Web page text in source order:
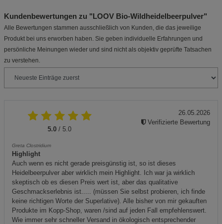
Kundenbewertungen zu "LOOV Bio-Wildheidelbeerpulver"
Alle Bewertungen stammen ausschließlich von Kunden, die das jeweilige
Produkt bei uns erworben haben. Sie geben individuelle Erfahrungen und
persönliche Meinungen wieder und sind nicht als objektiv geprüfte Tatsachen
zu verstehen.
5.0 / 5.0
Greta Clostridium
Highlight
Auch wenn es nicht gerade preisgünstig ist, so ist dieses
Heidelbeerpulver aber wirklich mein Highlight. Ich war ja wirklich
skeptisch ob es diesen Preis wert ist, aber das qualitative
Geschmackserlebnis ist..... (müssen Sie selbst probieren, ich finde
keine richtigen Worte der Superlative). Alle bisher von mir gekauften
Produkte im Kopp-Shop, waren /sind auf jeden Fall empfehlenswert.
Wie immer sehr schneller Versand in ökologisch entsprechender
26.05.2026
Verifizierte Bewertung